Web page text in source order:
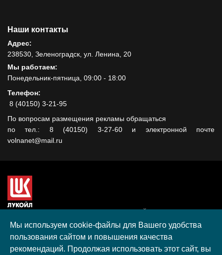
Наши контакты
Адрес:
238530, Зеленоградск, ул. Ленина, 20
Мы работаем:
Понедельник-пятница, 09:00 - 18:00
Телефон:
8 (40150) 3-21-95
По вопросам размещения рекламы обращаться
по тел.: 8 (40150) 3-27-60 и электронной почте
volnanet@mail.ru
гранта, полученного в рамках XIII Конкурса социальных и
культурных проектов ПАО "ЛУКОЙЛ" на территории
Калининградской области в 2020 году
Мы используем cookie-файлы для Вашего удобства
пользования сайтом и повышения качества
рекомендаций. Продолжая использовать этот сайт, вы